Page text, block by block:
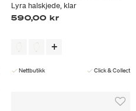
Lyra halskjede, klar
590,00 kr
Nettbutikk Click & Collect